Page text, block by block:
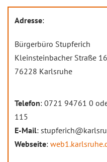
Adresse:
Bürgerbüro Stupferich
Kleinsteinbacher Straße 16
76228 Karlsruhe
Telefon: 0721 94761 0
115
E-Mail:
Webseite: